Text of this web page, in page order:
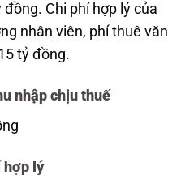
Chi phí hợp lý của
nhân viên, phí thuê văn
tỷ đồng.
nhập chịu thuế
hợp lý